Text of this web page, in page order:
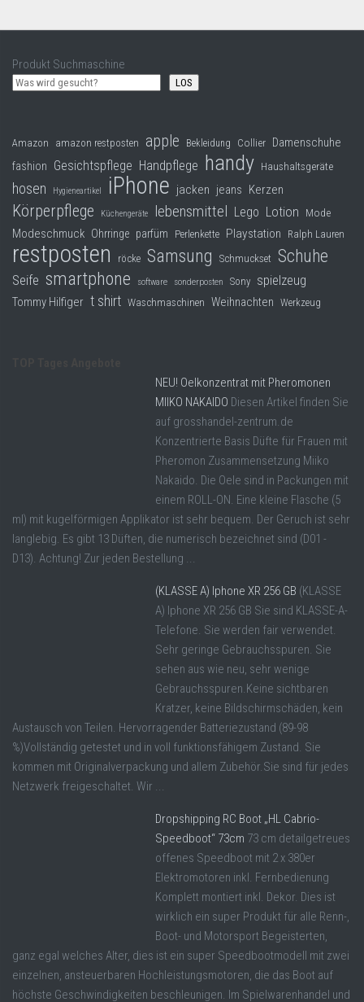
Produkt Suchmaschine
LOS
Amazon amazon restposten apple Bekleidung Collier Damenschuhe
fashion Gesichtspflege Handpflege handy Haushaltsgeräte
hosen Hygieneartikel iPhone jacken jeans Kerzen
Körperpflege Küchengeräte lebensmittel Lego Lotion Mode
Modeschmuck Ohrringe parfüm Perlenkette Playstation Ralph Lauren
restposten röcke Samsung Schmuckset Schuhe
Seife smartphone software sonderposten Sony spielzeug
Tommy Hilfiger t shirt Waschmaschinen Weihnachten Werkzeug
NEU! Oelkonzentrat mit Pheromonen
MIIKO NAKAIDO Diesen Artikel finden Sie
auf grosshandel-zentrum.de
Konzentrierte Basis Düfte für Frauen mit
Pheromon Zusammensetzung Miiko
Nakaido. Die Oele sind in Packungen mit
einem ROLL-ON. Eine kleine Flasche (5
ml) mit kugelförmigen Applikator ist sehr bequem. Der Geruch ist sehr
langlebig. Es gibt 13 Düften, die numerisch bezeichnet sind (D01 -
D13). Achtung! Zur jeden Bestellung ...
(KLASSE A) Iphone XR 256 GB (KLASSE
A) Iphone XR 256 GB Sie sind KLASSE-A-
Telefone. Sie werden fair verwendet.
Sehr geringe Gebrauchsspuren. Sie
sehen aus wie neu, sehr wenige
Gebrauchsspuren.Keine sichtbaren
Kratzer, keine Bildschirmschäden, kein
Austausch von Teilen. Hervorragender Batteriezustand (89-98
%)Vollständig getestet und in voll funktionsfähigem Zustand. Sie
kommen mit Originalverpackung und allem Zubehör.Sie sind für jedes
Netzwerk freigeschaltet. Wir ...
Dropshipping RC Boot „HL Cabrio-
Speedboot“ 73cm 73 cm detailgetreues
offenes Speedboot mit 2 x 380er
Elektromotoren inkl. Fernbedienung
Komplett montiert inkl. Dekor. Dies ist
wirklich ein super Produkt für alle Renn-,
Boot- und Motorsport Begeisterten,
ganz egal welches Alter, dies ist ein super Speedbootmodell mit zwei
einzelnen, ansteuerbaren Hochleistungsmotoren, die das Boot auf
höchste Geschwindigkeiten beschleunigen. Im Spielwarenhandel und